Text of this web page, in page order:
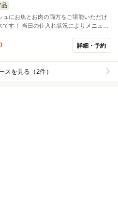
品
ュにお魚とお肉の両方をご堪能いただけ
によりメニュー
詳細・予約
スを見る（2件）